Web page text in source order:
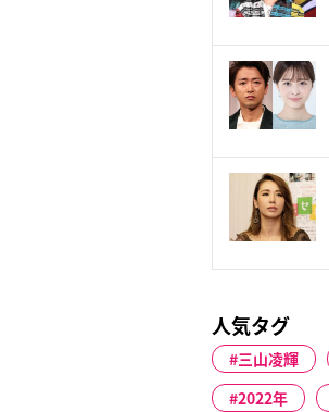
人気タグ
三山凌輝
2022年